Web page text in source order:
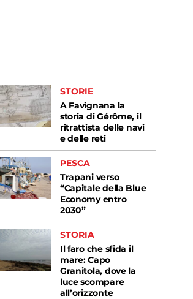
STORIE
A Favignana la
storia di Gérôme, il
ritrattista delle navi
e delle reti
PESCA
Trapani verso
“Capitale della Blue
Economy entro
2030”
STORIA
Il faro che sfida il
mare: Capo
Granitola, dove la
luce scompare
all’orizzonte